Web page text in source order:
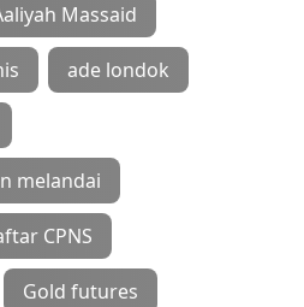
Massaid
ade londok
melandai
CPNS
Gold futures